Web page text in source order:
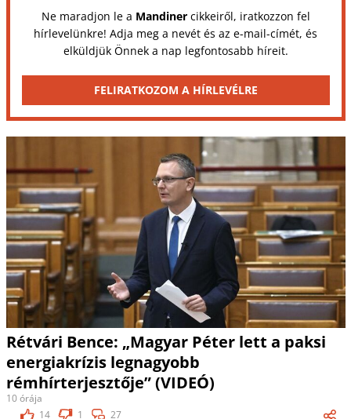
Ne maradjon le a Mandinercikkeiről, iratkozzon fel
hírlevelünkre! Adja meg a nevét és az e-mail-címét, és
elküldjük Önnek a nap legfontosabb híreit.
FELIRATKOZOM A HÍRLEVÉLRE
Rétvári Bence: „Magyar Péter lett a paksi
energiakrízis legnagyobb
rémhírterjesztője” (VIDEÓ)
10 órája
14
1 27